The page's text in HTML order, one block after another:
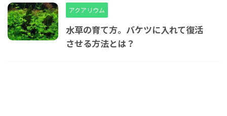
アクアリウム
水草の育て方。バケツに入れて復活
させる方法とは？